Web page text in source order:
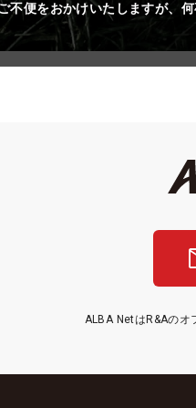
不便をおかけいたしますが、
ALBA NetはR&Aのオ